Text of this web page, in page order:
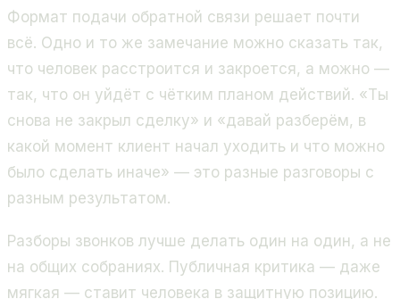
Формат подачи обратной связи решает почти
всё. Одно и то же замечание можно сказать так,
что человек расстроится и закроется, а можно —
так, что он уйдёт с чётким планом действий. «Ты
снова не закрыл сделку» и «давай разберём, в
какой момент клиент начал уходить и что можно
было сделать иначе» — это разные разговоры с
разным результатом.
Разборы звонков лучше делать один на один, а не
на общих собраниях. Публичная критика — даже
мягкая — ставит человека в защитную позицию.